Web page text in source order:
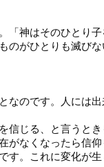
「神はそのひとり
のがひとりも滅び
なのです。人には
信じる、と言うと
がなくなったら信
す。これに変化が